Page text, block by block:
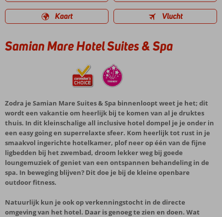
Kaart Vlucht
Samian Mare Hotel Suites & Spa
Zodra je Samian Mare Suites & Spa binnenloopt weet je het; dit
wordt een vakantie om heerlijk bij te komen van al je druktes
thuis. In dit kleinschalige all inclusive hotel dompel je je onder in
een easy going en superrelaxte sfeer. Kom heerlijk tot rust in je
smaakvol ingerichte hotelkamer, plof neer op één van de fijne
ligbedden bij het zwembad, droom lekker weg bij goede
loungemuziek of geniet van een ontspannen behandeling in de
spa. In beweging blijven? Dit doe je bij de kleine openbare
outdoor fitness.
Natuurlijk kun je ook op verkenningstocht in de directe
omgeving van het hotel. Daar is genoeg te zien en doen. Wat